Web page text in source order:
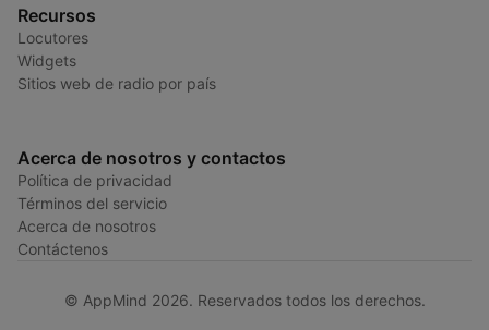
Recursos
Locutores
Widgets
Sitios web de radio por país
Acerca de nosotros y contactos
Política de privacidad
Términos del servicio
Acerca de nosotros
Contáctenos
© AppMind 2026. Reservados todos los derechos.